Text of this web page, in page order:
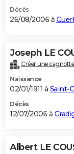
Décès
26/08/2006 à
Joseph LE
Créer une
Naissance
02/01/1911 à Saint-
Décès
12/07/2006 à
Albert LE